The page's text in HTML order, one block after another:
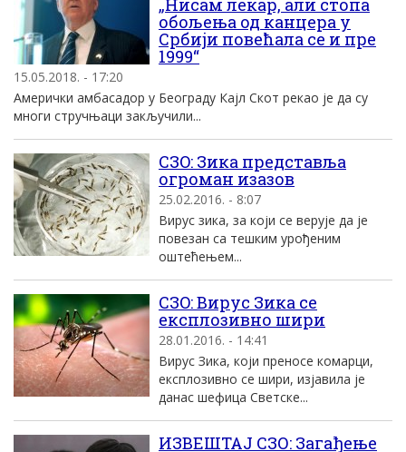
„Нисам лекар, али стопа
обољења од канцера у
Србији повећала се и пре
1999“
15.05.2018. - 17:20
Амерички амбасадор у Београду Кајл Скoт рекао је да су
многи стручњаци закључили...
СЗO: Зика представља
огроман изазов
25.02.2016. - 8:07
Вирус зика, за коjи се веруjе да jе
повезан са тешким урођеним
оштећењем...
СЗO: Вирус Зика се
експлозивно шири
28.01.2016. - 14:41
Вирус Зика, коjи преносе комарци,
експлозивно се шири, изjавила jе
данас шефица Светске...
ИЗВЕШТАЈ СЗО: Загађење